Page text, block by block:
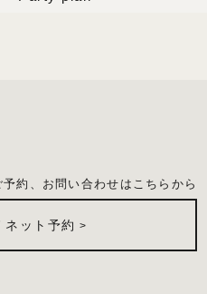
約、お問い合わせはこちらから
ネット予約 >